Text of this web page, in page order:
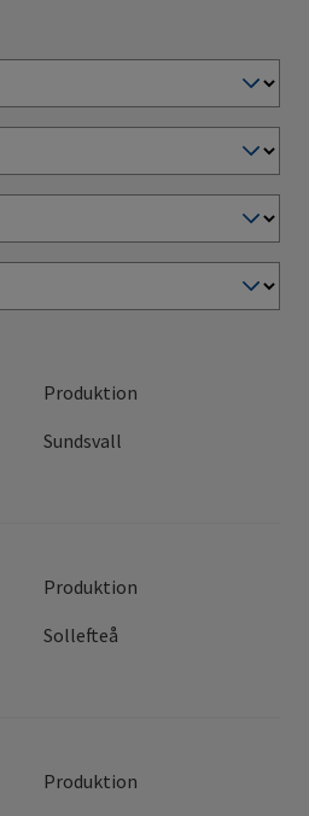
Produktion
Sundsvall
Produktion
Sollefteå
Produktion